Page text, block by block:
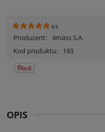
4.9
Producent: 4mass S.A.
Kod produktu:
193
OPIS